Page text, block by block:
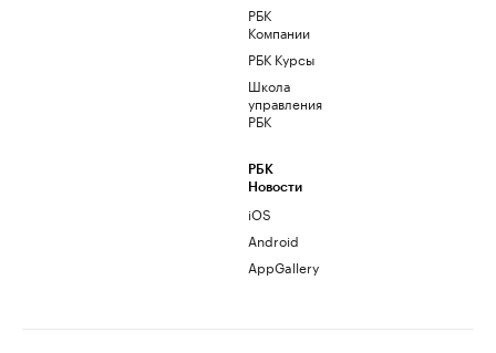
РБК
Компании
РБК Курсы
Школа
управления
РБК
РБК
Новости
iOS
Android
AppGallery